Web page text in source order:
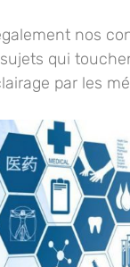
nos
qui
par les